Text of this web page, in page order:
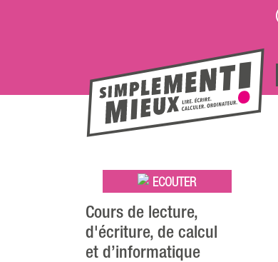
ECOUTER
Cours de lecture,
d'écriture, de calcul
et d’informatique